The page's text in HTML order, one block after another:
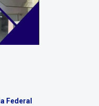
Federal